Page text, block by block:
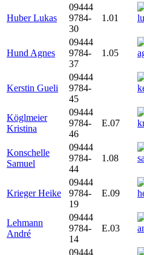
Huber Lukas
09444
9784-
30
1.01
Hund Agnes
09444
9784-
37
1.05
Kerstin Gueli
09444
9784-
45
Köglmeier
Kristina
09444
9784-
46
E.07
Konschelle
Samuel
09444
9784-
44
1.08
Krieger Heike
09444
9784-
19
E.09
Lehmann
André
09444
9784-
14
E.03
09444